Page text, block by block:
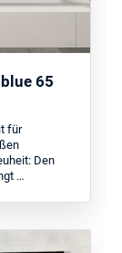
65
für
Den
…